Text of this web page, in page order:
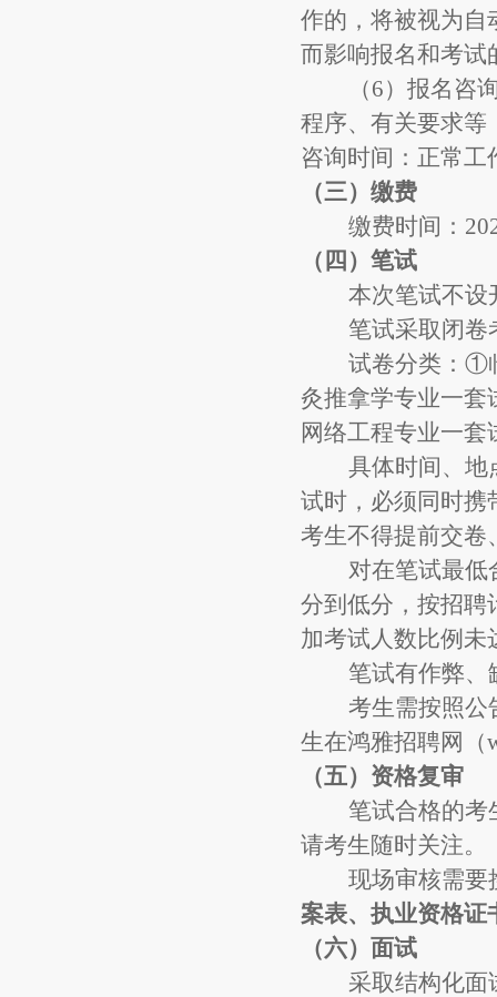
作的，将被视为自
而影响报名和考试
（6） 报名咨
程序、有关要求等
咨询时间：正常工
（三） 缴费
缴费时间：
（四） 笔试
本次笔试不设
笔试采取闭卷
试卷分类： ①
灸推拿学专业一
网络工程专业一套
具体时间、地
试时，必须同时携
考生不得提前交卷
对在笔试最低
分到低分，按招聘
加考试人数比例未
笔试有作弊、
考生需按照公
生在鸿雅招聘网（
（五）资格复审
笔试合格的考
请考生随时关注。
现场审核需要
案表、执业资格证
（六）面试
采取结构化面